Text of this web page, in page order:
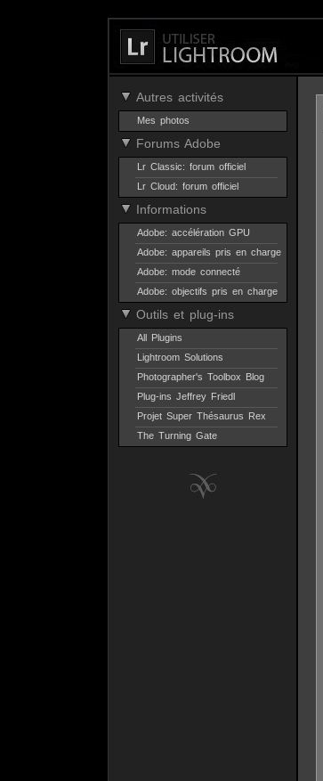
Autres activités
Mes photos
Forums Adobe
Lr Classic: forum officiel
Lr Cloud: forum officiel
Informations
Adobe: accélération GPU
Adobe: appareils pris en charge
Adobe: mode connecté
Adobe: objectifs pris en charge
Outils et plug-ins
All Plugins
Lightroom Solutions
Photographer's Toolbox Blog
Plug-ins Jeffrey Friedl
Projet Super Thésaurus Rex
The Turning Gate